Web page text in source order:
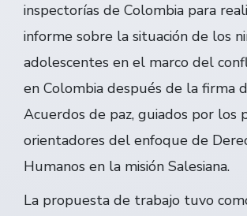
inspectorías de Colombia para
informe sobre la situación de los
adolescentes en el marco del
en Colombia después de la firma
Acuerdos de paz, guiados por los
orientadores del enfoque de
Humanos en la misión Salesiana.
La propuesta de trabajo tuvo